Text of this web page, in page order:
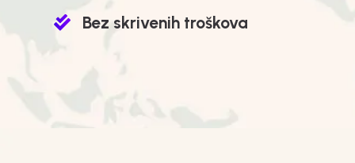
Bez skrivenih troškova